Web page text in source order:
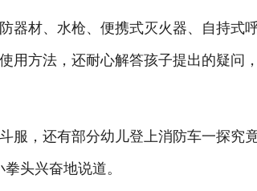
材、水枪、便携式灭火器、自持式
用方法，还耐心解答孩子提出的疑问
，还有部分幼儿登上消防车一探究
头兴奋地说道。